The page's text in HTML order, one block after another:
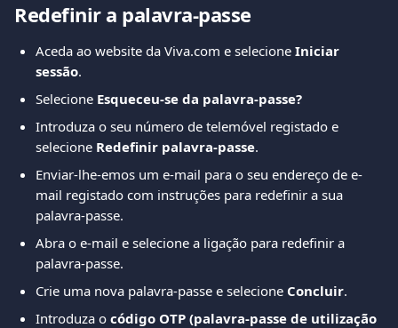
Redefinir a palavra-passe
Aceda ao website da Viva.com e selecione Iniciar
sessão.
Selecione Esqueceu-se da palavra-passe?
Introduza o seu número de telemóvel registado e
selecione Redefinir palavra-passe.
Enviar-lhe-emos um e-mail para o seu endereço de e-
mail registado com instruções para redefinir a sua
palavra-passe.
Abra o e-mail e selecione a ligação para redefinir a
palavra-passe.
Crie uma nova palavra-passe e selecione Concluir.
Introduza o código OTP (palavra-passe de utilização